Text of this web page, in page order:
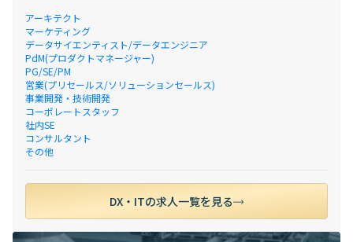
アーキテクト
マーケティング
データサイエンティスト/データエンジニア
PdM(プロダクトマネージャー)
PG/SE/PM
営業(プリセールス/ソリューションセールス)
事業開発・技術開発
コーポレートスタッフ
社内SE
コンサルタント
その他
DX・ITの求人一覧を見る